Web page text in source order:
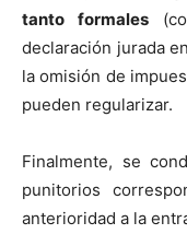
tanto formales
declaración jurada
la omisión de
pueden regularizar.
Finalmente, se
punitorios
anterioridad a la